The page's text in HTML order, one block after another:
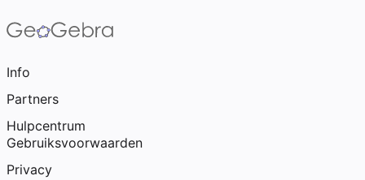
Info
Partners
Hulpcentrum
Gebruiksvoorwaarden
Privacy